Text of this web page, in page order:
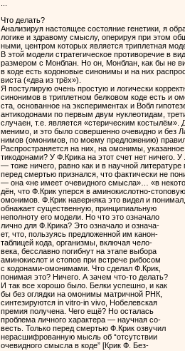
Что делать?
Анализируя настоящее состояние генетики, я
логике и здравому смыслу, оперируя при этом
ными, центром которых является триплетная
В этой модели стратегическое противоречие в
размером с Монблан. Но он, Монблан, как бы не
в коде есть кодоновые синонимы и на них
виста («два из трёх»).
Я постулирую очень простую и логически
синонимов в триплетном белковом коде есть и
ста, основанное на экспериментах и Вобл
антикодонами по первым двум нуклеотидам,
случаен, т.е. является «стерическим костылём».
менимо, и это было совершенно очевидно и без
нимов (омонимов, по моему предложению)
Распространяется на них, на омонимы,
тикодонами? У Ф.Крика на этот счет нет ничего. У
— тоже ничего, равно как и в научной литературе
перед смертью признался, что фактически не
— она «не имеет очевидного смысла»… «в
дён, что Ф.Крик уперся в аминокислотно-
омонимов. Ф.Крик наверняка это видел и
обнажает существенную, принципиальную
неполноту его модели. Но что это означало
лично для Ф.Крика? Это означало и означа-
ет, что, пользуясь предложенной им канон-
таблицей кода, организмы, включая чело-
века, бесславно погибнут на этапе выбора
аминокислот и стопов при встрече рибосом
с кодонами-омонимами. Что сделал Ф.Крик,
понимая это? Ничего. А зачем что-то делать?
И так все хорошо было. Белки успешно, и как
бы без оглядки на омонимы матричной РНК,
синтезируются in vitro-in vivo, Нобелевская
премия получена. Чего ещё? Но осталась
проблема личного характера — научная со-
весть. Только перед смертью Ф.Крик озвучил
нерасшифрованную мысль об “отсутствии
очевидного смысла в коде” [Крик Ф. Без-